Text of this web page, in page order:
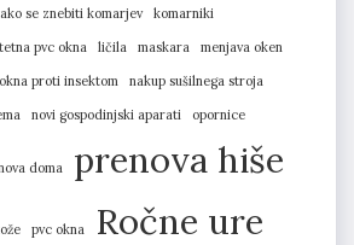
se znebiti komarjev
komarniki
pvc okna ličila maskara
menjava oken
proti insektom
nakup sušilnega stroja
novi gospodinjski aparati opornice
doma prenova hiše
pvc okna Ročne ure